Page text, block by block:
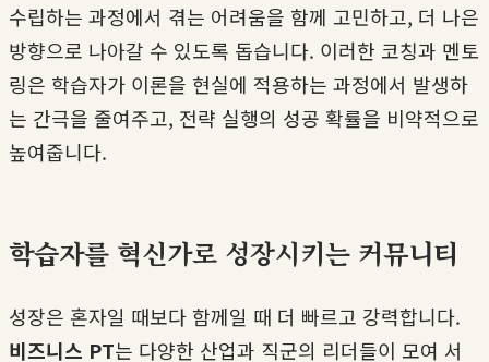
수립하는 과정에서 겪는 어려움을 함께 고민하고, 더 나은
방향으로 나아갈 수 있도록 돕습니다. 이러한 코칭과 멘토
링은 학습자가 이론을 현실에 적용하는 과정에서 발생하
는 간극을 줄여주고, 전략 실행의 성공 확률을 비약적으로
높여줍니다.
학습자를 혁신가로 성장시키는 커뮤니티
성장은 혼자일 때보다 함께일 때 더 빠르고 강력합니다.
비즈니스 PT는 다양한 산업과 직군의 리더들이 모여 서